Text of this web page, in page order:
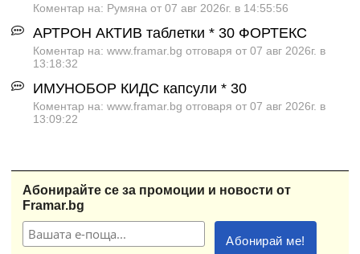
Коментар на: Румяна от 07 авг 2026г. в 14:55:56
АРТРОН АКТИВ таблетки * 30 ФОРТЕКС
Коментар на: www.framar.bg отговаря от 07 авг 2026г. в
13:18:32
ИМУНОБОР КИДС капсули * 30
Коментар на: www.framar.bg отговаря от 07 авг 2026г. в
13:09:22
Абонирайте се за промоции и новости от
Framar.bg